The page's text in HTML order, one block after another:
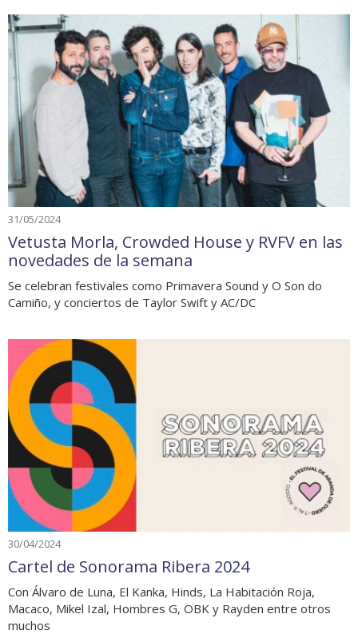
31/05/2024
Vetusta Morla, Crowded House y RVFV en las
novedades de la semana
Se celebran festivales como Primavera Sound y O Son do
Camiño, y conciertos de Taylor Swift y AC/DC
30/04/2024
Cartel de Sonorama Ribera 2024
Con Álvaro de Luna, El Kanka, Hinds, La Habitación Roja,
Macaco, Mikel Izal, Hombres G, OBK y Rayden entre otros
muchos